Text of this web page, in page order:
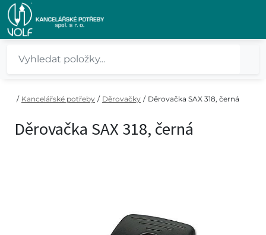
/ Kancelářské potřeby / Děrovačky / Děrovačka SAX 318, černá
Děrovačka SAX 318, černá